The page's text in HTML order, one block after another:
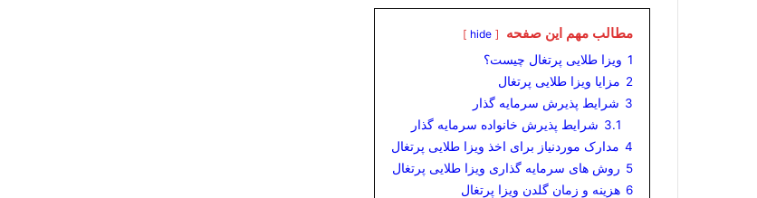
مطالب مهم این صفحه hide
1 ویزا طلایی پرتغال چیست؟
2 مزایا ویزا طلایی پرتغال
3 شرایط پذیرش سرمایه گذار
3.1 شرایط پذیرش خانواده سرمایه گذار
4 مدارک موردنیاز برای اخذ ویزا طلایی پرتغال
5 روش های سرمایه گذاری ویزا طلایی پرتغال
6 هزینه و زمان گلدن ویزا پرتغال